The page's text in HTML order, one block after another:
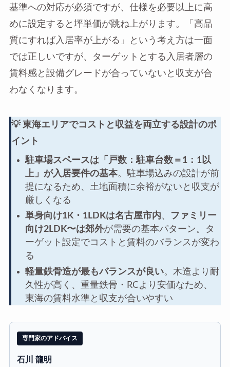
基準への対応が必須ですが、仕様を必要以上に高
めに設定すると坪単価が跳ね上がります。「高品
質にすれば入居率が上がる」という考え方は一面
では正しいですが、ターゲットとする入居者層の
賃料感と設備グレードが合っていないと収支が合
わなくなります。
💡 東海エリアでコストと収益を両立する設計のポ
イント
駐車場スペースは「戸数：駐車台数＝1：1以
上」が入居要件の基本。駐車場込みの設計が前
提になるため、土地面積に余裕がないと収支が
厳しくなる
単身向け1K・1LDKは名古屋市内、
ファミリー
向け2LDK〜は郊外が需要の基本パターン。タ
ーゲット設定でコストと賃料のバランスが変わ
る
軽量鉄骨造が最もバランスが良い。木造より耐
久性が高く、重量鉄骨・RCより安価なため、
東海の賃料水準と収支が合いやすい
専門家のアドバイス
石川 龍明